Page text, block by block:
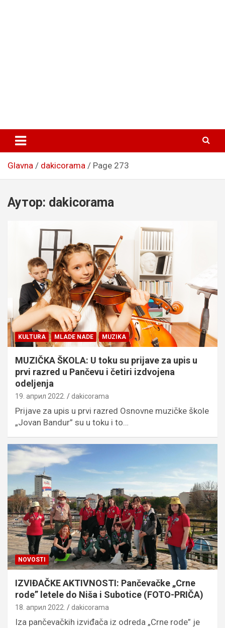
Glavna dakicorama Page 273
Аутор: dakicorama
KULTURA MLADE NADE MUZIKA
MUZIČKA ŠKOLA: U toku su prijave za upis u
prvi razred u Pančevu i četiri izdvojena
odeljenja
19. април 2022. dakicorama
Prijave za upis u prvi razred Osnovne muzičke škole
„Jovan Bandur” su u toku i to…
NOVOSTI
IZVIĐAČKE AKTIVNOSTI: Pančevačke „Crne
rode” letele do Niša i Subotice (FOTO-PRIČA)
18. април 2022. dakicorama
Iza pančevačkih izviđača iz odreda „Crne rode” je